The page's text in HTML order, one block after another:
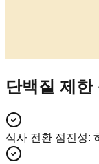
단백질 제
식사 전환 점진성: